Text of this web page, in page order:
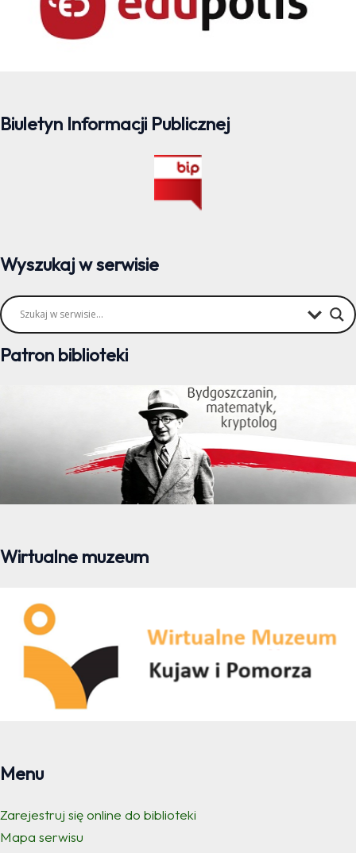
Biuletyn Informacji Publicznej
Wyszukaj w serwisie
Patron biblioteki
Wirtualne muzeum
Menu
Zarejestruj się online do biblioteki
Mapa serwisu